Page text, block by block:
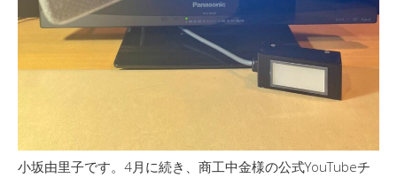
小坂由里子です。4月に続き、商工中金様の公式YouTubeチ